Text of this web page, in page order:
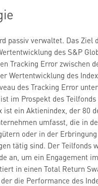
passiv verwaltet. Das Ziel
des S&P
Tracking Error zwischen
Wertentwicklung des
des Tracking Error
im Prospekt des
ist ein Aktienindex, der 80
umfasst, die in
oder in der
tätig sind. Der Teilfonds
an, um ein Engagement
in einen Total Return
die Performance des